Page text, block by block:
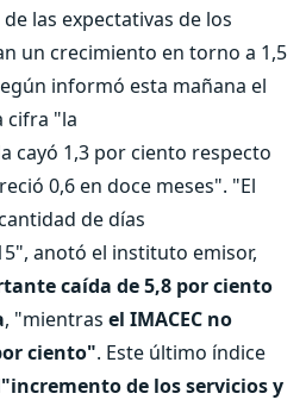
las expectativas de los
un crecimiento en torno a 1,5
informó esta mañana el
cifra "la
cayó 1,3 por ciento respecto
0,6 en doce meses". "El
de días
anotó el instituto emisor,
caída de 5,8 por ciento
, "mientras el IMACEC no
ciento". Este último índice
"incremento de los servicios y